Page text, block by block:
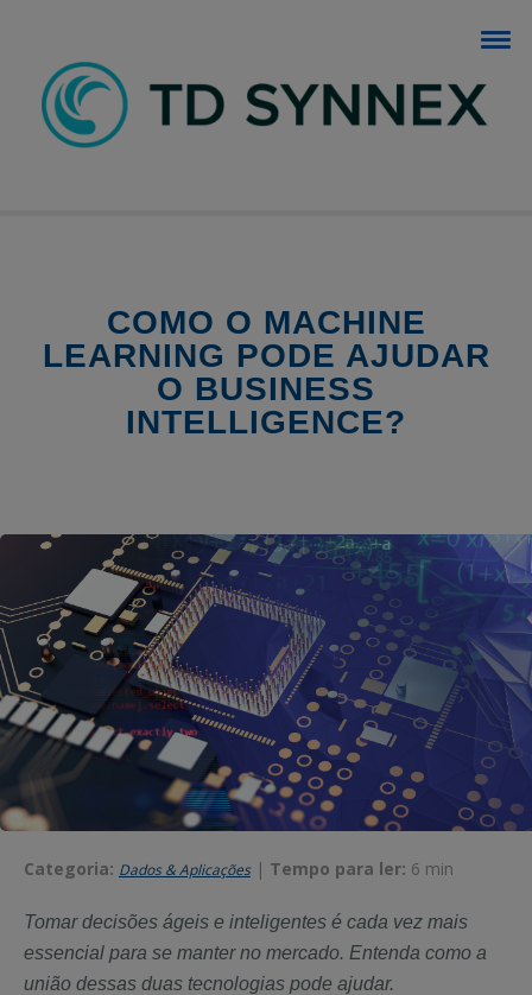
BLOG TD SYNNEX
COMO O MACHINE
LEARNING PODE AJUDAR
O BUSINESS
INTELLIGENCE?
Categoria: Dados & Aplicações | Tempo para ler: 6 min
Tomar decisões ágeis e inteligentes é cada vez mais
essencial para se manter no mercado. Entenda como a
união dessas duas tecnologias pode ajudar.